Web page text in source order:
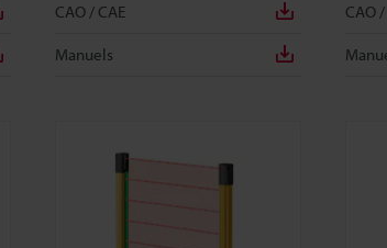
CAO / CAE
Manuels
CAO